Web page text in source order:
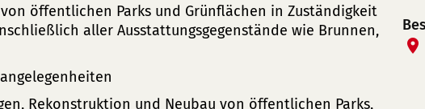
öffentlichen Parks und Grünflächen in Zuständigkeit
aller Ausstattungsgegenstände wie Brunnen,
Rekonstruktion und Neubau von öffentlichen Parks,